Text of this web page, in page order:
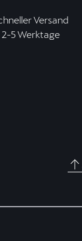
Versand
2-5 Werktage